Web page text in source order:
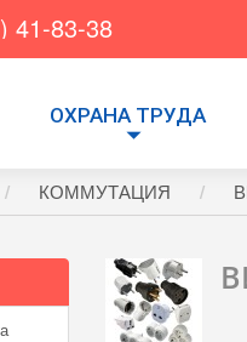
41-83-38
ОХРАНА ТРУДА
КОММУТАЦИЯ